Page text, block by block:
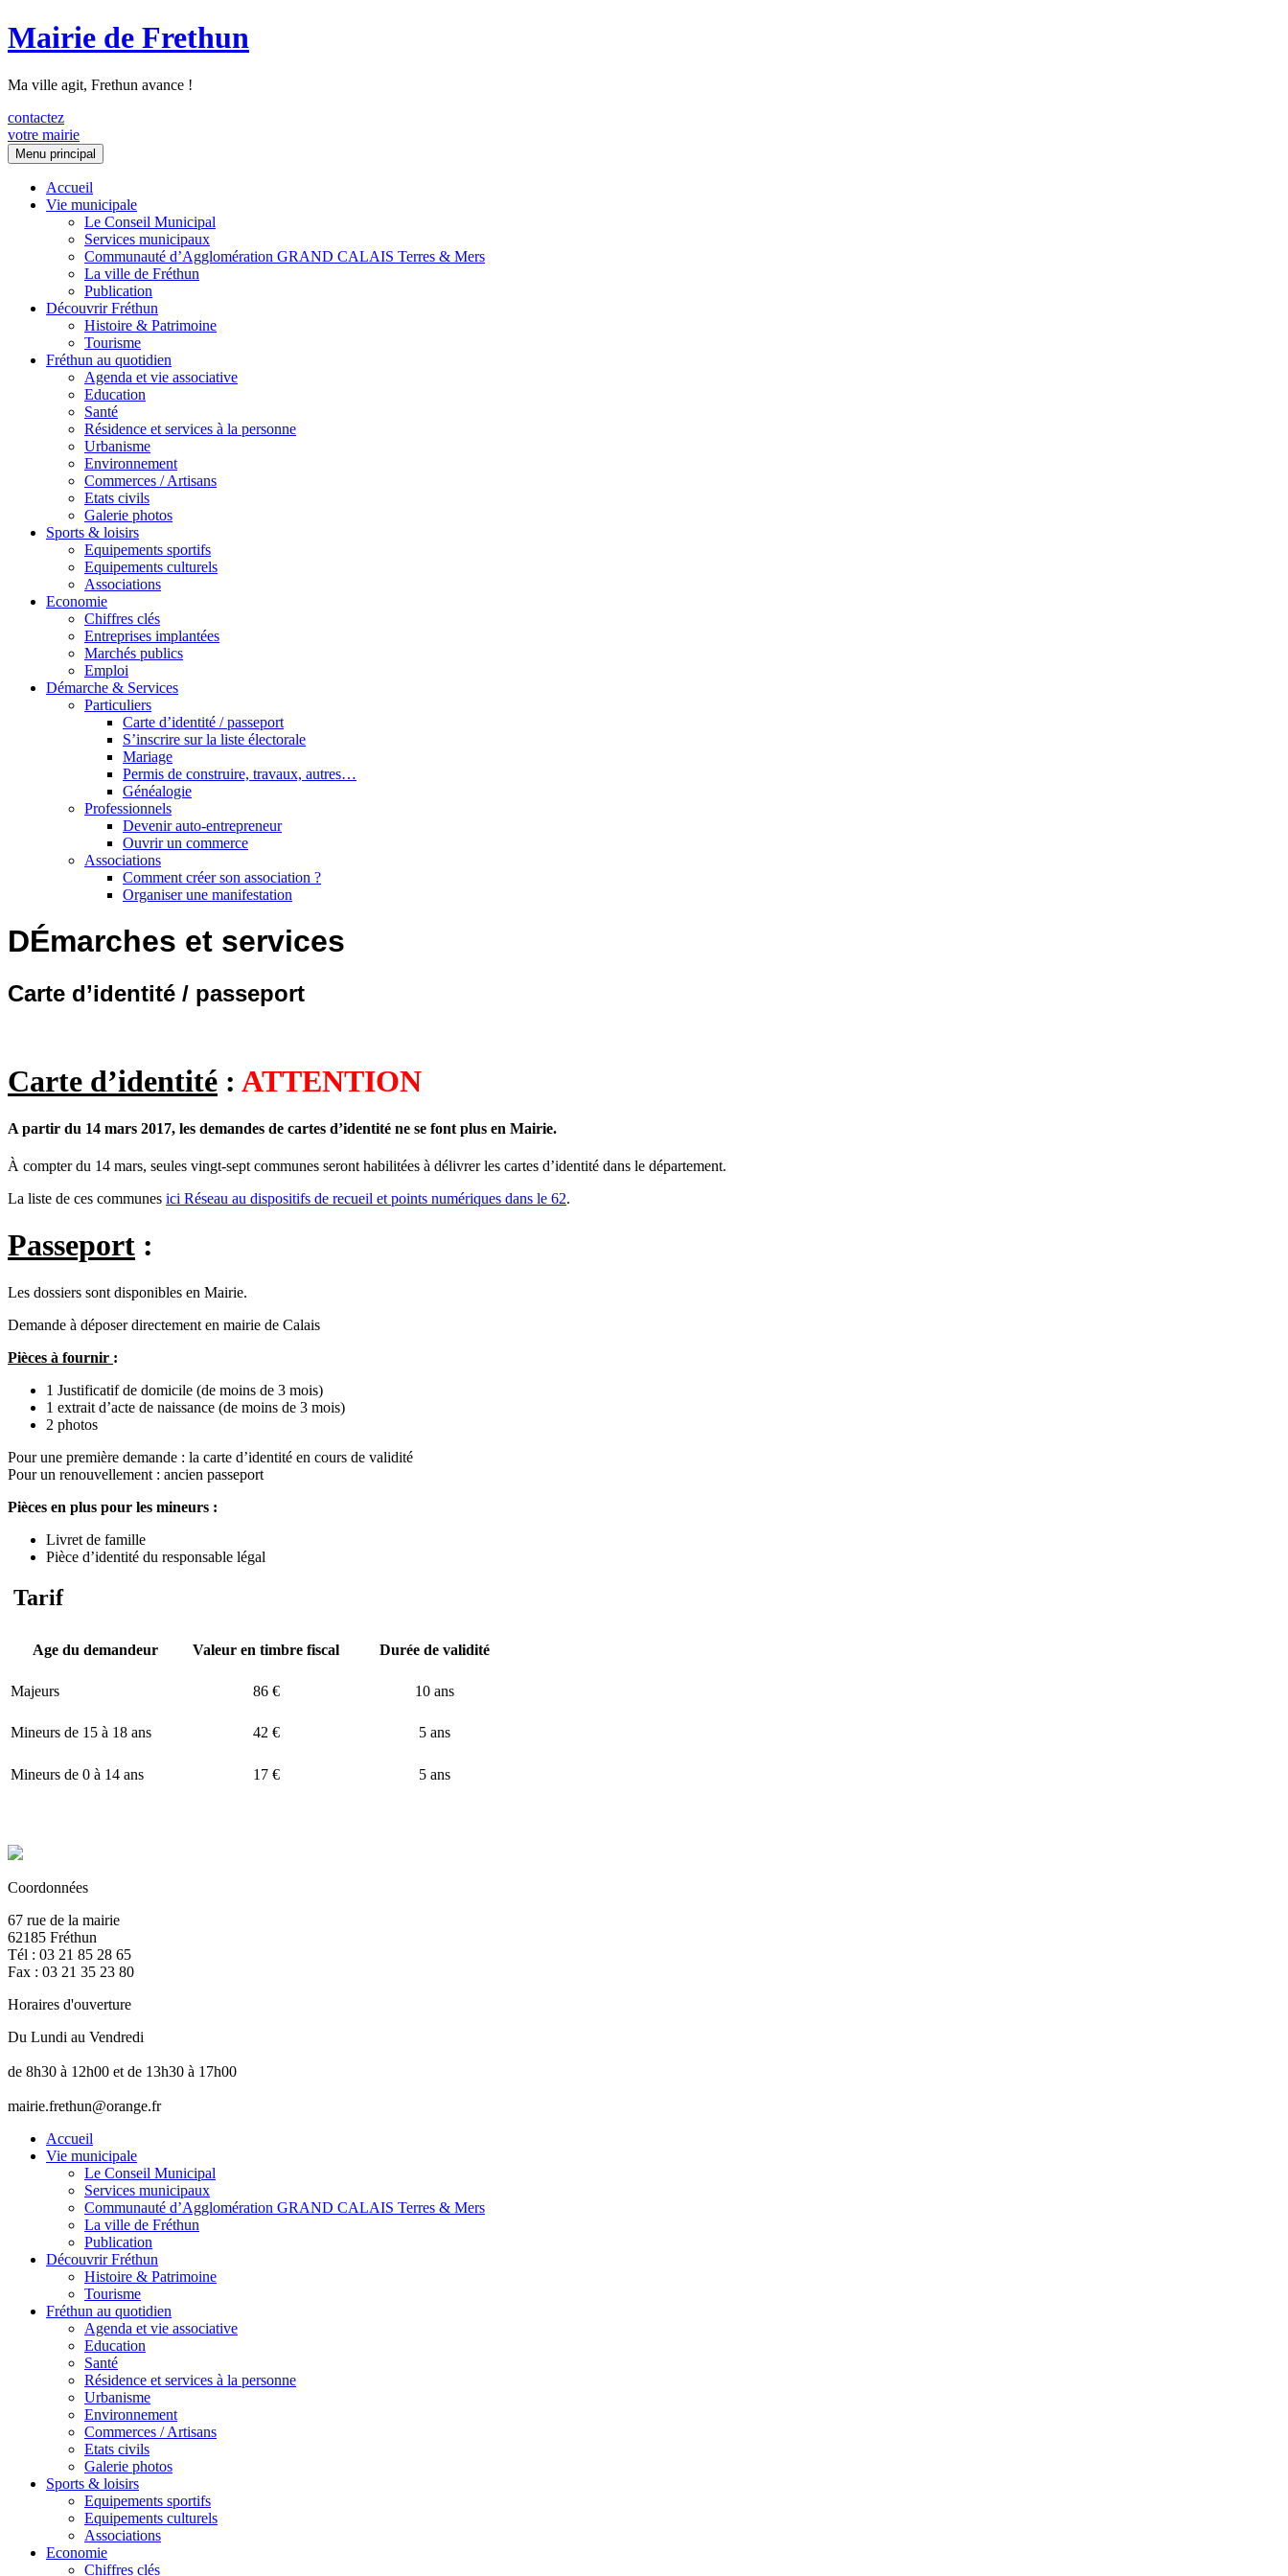
Mairie de Frethun
Ma ville agit, Frethun avance !
contactez
votre mairie
Menu principal
Aller
au
Accueil
Vie municipale
Le Conseil Municipal
Services municipaux
Communauté d’Agglomération GRAND CALAIS Terres & Mers
La ville de Fréthun
Publication
Découvrir Fréthun
Histoire & Patrimoine
Tourisme
Fréthun au quotidien
Agenda et vie associative
Education
Santé
Résidence et services à la personne
Urbanisme
Environnement
Commerces / Artisans
Etats civils
Galerie photos
Sports & loisirs
Equipements sportifs
Equipements culturels
Associations
Economie
Chiffres clés
Entreprises implantées
Marchés publics
Emploi
Démarche & Services
Particuliers
Carte d’identité / passeport
S’inscrire sur la liste électorale
Mariage
Permis de construire, travaux, autres…
Généalogie
Professionnels
Devenir auto-entrepreneur
Ouvrir un commerce
Associations
Comment créer son association ?
Organiser une manifestation
DÉmarches et services
Carte d’identité / passeport
Carte d’identité : ATTENTION
A partir du 14 mars 2017, les demandes de cartes d’identité ne se font plus en Mairie.
À compter du 14 mars, seules vingt-sept communes seront habilitées à délivrer les cartes d’identité dans le département.
La liste de ces communes ici Réseau au dispositifs de recueil et points numériques dans le 62.
Passeport :
Les dossiers sont disponibles en Mairie.
Demande à déposer directement en mairie de Calais
Pièces à fournir :
1 Justificatif de domicile (de moins de 3 mois)
1 extrait d’acte de naissance (de moins de 3 mois)
2 photos
Pour une première demande : la carte d’identité en cours de validité
Pour un renouvellement : ancien passeport
Pièces en plus pour les mineurs :
Livret de famille
Pièce d’identité du responsable légal
Tarif
Age du demandeur Valeur en timbre fiscal Durée de validité
Majeurs 86 € 10 ans
Mineurs de 15 à 18 ans 42 € 5 ans
Mineurs de 0 à 14 ans 17 € 5 ans
Coordonnées
67 rue de la mairie
62185 Fréthun
Tél : 03 21 85 28 65
Fax : 03 21 35 23 80
Horaires d'ouverture
Du Lundi au Vendredi
de 8h30 à 12h00 et de 13h30 à 17h00
mairie.frethun@orange.fr
Accueil
Vie municipale
Le Conseil Municipal
Services municipaux
Communauté d’Agglomération GRAND CALAIS Terres & Mers
La ville de Fréthun
Publication
Découvrir Fréthun
Histoire & Patrimoine
Tourisme
Fréthun au quotidien
Agenda et vie associative
Education
Santé
Résidence et services à la personne
Urbanisme
Environnement
Commerces / Artisans
Etats civils
Galerie photos
Sports & loisirs
Equipements sportifs
Equipements culturels
Associations
Economie
Chiffres clés